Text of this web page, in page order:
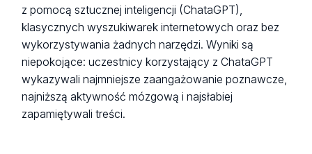
z pomocą sztucznej inteligencji (ChataGPT),
klasycznych wyszukiwarek internetowych oraz bez
wykorzystywania żadnych narzędzi. Wyniki są
niepokojące: uczestnicy korzystający z ChataGPT
wykazywali najmniejsze zaangażowanie poznawcze,
najniższą aktywność mózgową i najsłabiej
zapamiętywali treści.